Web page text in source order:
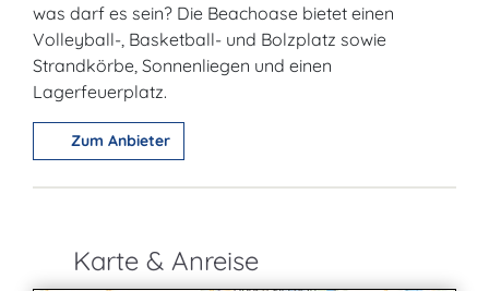
was darf es sein? Die Beachoase bietet einen
Volleyball-, Basketball- und Bolzplatz sowie
Strandkörbe, Sonnenliegen und einen
Lagerfeuerplatz.
Zum Anbieter
Karte & Anreise